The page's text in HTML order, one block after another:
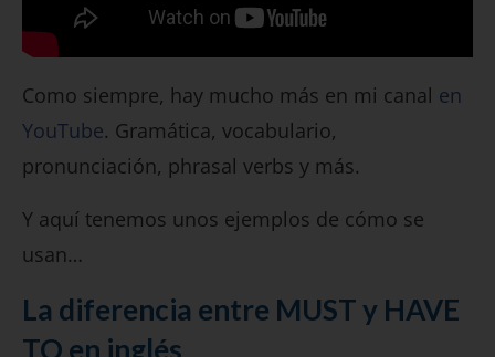
Como siempre, hay mucho más en mi canal en
YouTube. Gramática, vocabulario,
pronunciación, phrasal verbs y más.
Y aquí tenemos unos ejemplos de cómo se
usan…
La diferencia entre MUST y HAVE
TO en inglés